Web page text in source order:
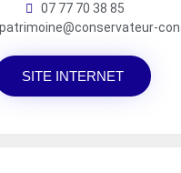
07 77 70 38 85
SITE INTERNET